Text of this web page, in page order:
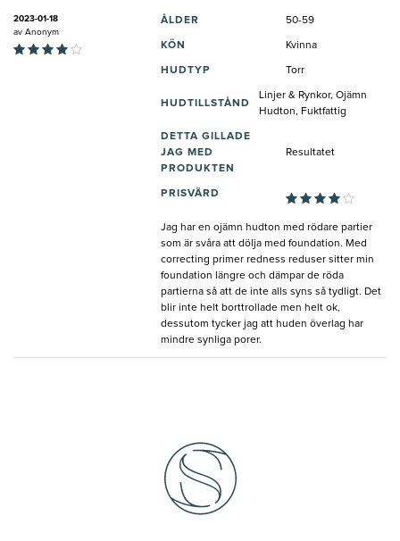
2023-01-18
av Anonym
ÅLDER 50-59
KÖN Kvinna
HUDTYP Torr
HUDTILLSTÅND
Linjer & Rynkor, Ojämn
Hudton, Fuktfattig
DETTA GILLADE
JAG MED
PRODUKTEN
Resultatet
PRISVÄRD
Jag har en ojämn hudton med rödare partier
som är svåra att dölja med foundation. Med
correcting primer redness reduser sitter min
foundation längre och dämpar de röda
partierna så att de inte alls syns så tydligt. Det
blir inte helt borttrollade men helt ok,
dessutom tycker jag att huden överlag har
mindre synliga porer.